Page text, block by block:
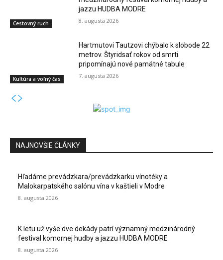
Cestovný ruch
jazzu HUDBA MODRE
8. augusta 2026
Kultúra a voľný čas
Hartmutovi Tautzovi chýbalo k slobode 22
metrov. Štyridsať rokov od smrti
pripomínajú nové pamätné tabule
7. augusta 2026
NAJNOVŠIE ČLÁNKY
Hľadáme prevádzkara/prevádzkarku vínotéky a
Malokarpatského salónu vína v kaštieli v Modre
8. augusta 2026
K letu už vyše dve dekády patrí významný medzinárodný
festival komornej hudby a jazzu HUDBA MODRE
8. augusta 2026